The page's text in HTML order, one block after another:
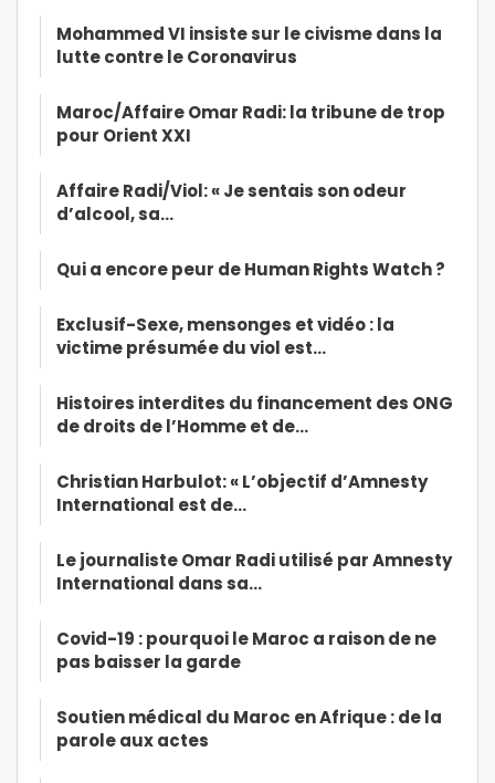
Mohammed VI insiste sur le civisme dans la
lutte contre le Coronavirus
Maroc/Affaire Omar Radi: la tribune de trop
pour Orient XXI
Affaire Radi/Viol: « Je sentais son odeur
d’alcool, sa…
Qui a encore peur de Human Rights Watch ?
Exclusif-Sexe, mensonges et vidéo : la
victime présumée du viol est…
Histoires interdites du financement des ONG
de droits de l’Homme et de…
Christian Harbulot: « L’objectif d’Amnesty
International est de…
Le journaliste Omar Radi utilisé par Amnesty
International dans sa…
Covid-19 : pourquoi le Maroc a raison de ne
pas baisser la garde
Soutien médical du Maroc en Afrique : de la
parole aux actes